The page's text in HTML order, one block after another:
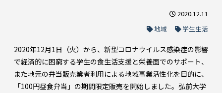
2020.12.11
地域
学生生活
2020年12月1日（火）から、新型コロナウイルス感染症の影響
で経済的に困窮する学生の食生活支援と栄養面でのサポート、
また地元の弁当販売業者利用による地域事業活性化を目的に、
「100円昼食弁当」の期間限定販売を開始しました。弘前大学